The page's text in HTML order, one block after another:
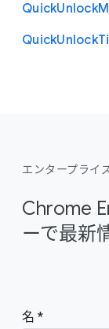
QuickUnlock
QuickUnlock
エンタープライ
Chrome
ーで最新
名